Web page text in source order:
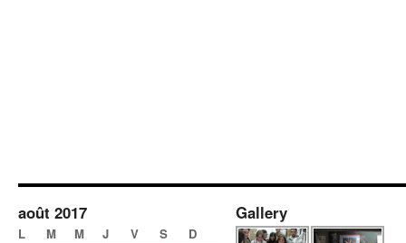
août 2017
L M M J V S D
Gallery